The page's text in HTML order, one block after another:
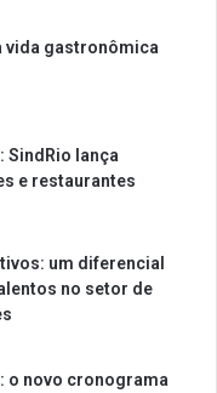
vida gastronômica
SindRio lança
e restaurantes
um diferencial
no setor de
o novo cronograma